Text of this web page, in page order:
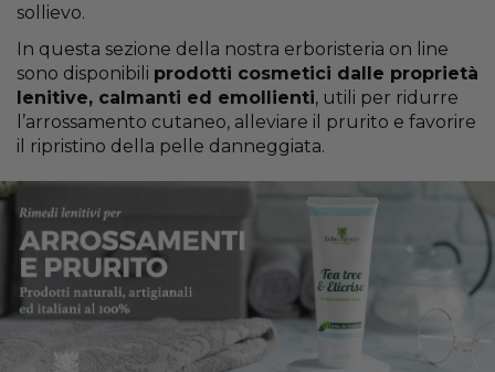
sollievo.
In questa sezione della nostra erboristeria on line
sono disponibili prodotti cosmetici dalle proprietà
lenitive, calmanti ed emollienti, utili per ridurre
l’arrossamento cutaneo, alleviare il prurito e favorire
il ripristino della pelle danneggiata.